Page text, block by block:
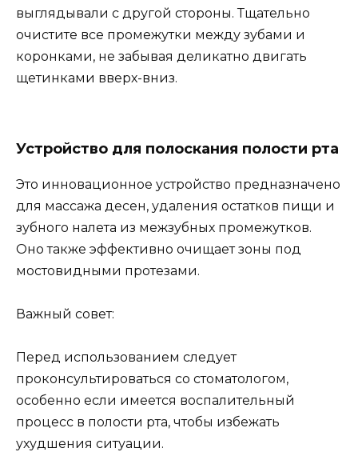
выглядывали с другой стороны. Тщательно
очистите все промежутки между зубами и
коронками, не забывая деликатно двигать
щетинками вверх-вниз.
Устройство для полоскания полости рта
Это инновационное устройство предназначено
для массажа десен, удаления остатков пищи и
зубного налета из межзубных промежутков.
Оно также эффективно очищает зоны под
мостовидными протезами.
Важный совет:
Перед использованием следует
проконсультироваться со стоматологом,
особенно если имеется воспалительный
процесс в полости рта, чтобы избежать
ухудшения ситуации.